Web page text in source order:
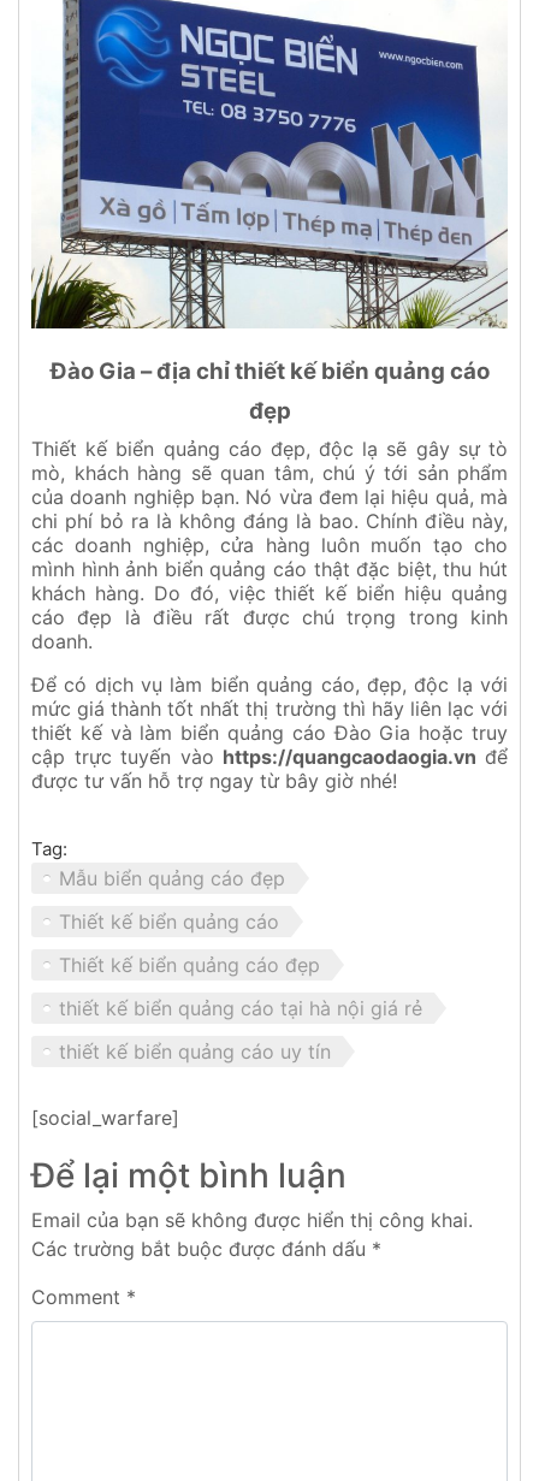
Đào Gia – địa chỉ thiết kế biển quảng cáo
đẹp
Thiết kế biển quảng cáo đẹp, độc lạ sẽ gây sự tò
mò, khách hàng sẽ quan tâm, chú ý tới sản phẩm
của doanh nghiệp bạn. Nó vừa đem lại hiệu quả, mà
chi phí bỏ ra là không đáng là bao. Chính điều này,
các doanh nghiệp, cửa hàng luôn muốn tạo cho
mình hình ảnh biển quảng cáo thật đặc biệt, thu hút
khách hàng. Do đó, việc thiết kế biển hiệu quảng
cáo đẹp là điều rất được chú trọng trong kinh
doanh.
Để có dịch vụ làm biển quảng cáo, đẹp, độc lạ với
mức giá thành tốt nhất thị trường thì hãy liên lạc với
thiết kế và làm biển quảng cáo Đào Gia hoặc truy
cập trực tuyến vào https://quangcaodaogia.vnđể
được tư vấn hỗ trợ ngay từ bây giờ nhé!
Tag:
Mẫu biển quảng cáo đẹp
Thiết kế biển quảng cáo
Thiết kế biển quảng cáo đẹp
thiết kế biển quảng cáo tại hà nội giá rẻ
thiết kế biển quảng cáo uy tín
[social_warfare]
Để lại một bình luận
Email của bạn sẽ không được hiển thị công khai.
Các trường bắt buộc được đánh dấu *
Comment *